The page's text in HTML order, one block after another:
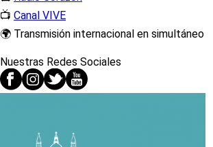
📺 Canal VIVE
🌍 Transmisión internacional en simultáneo
Nuestras Redes Sociales